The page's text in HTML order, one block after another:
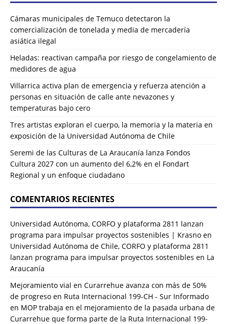
Cámaras municipales de Temuco detectaron la
comercialización de tonelada y media de mercadería
asiática ilegal
Heladas: reactivan campaña por riesgo de congelamiento de
medidores de agua
Villarrica activa plan de emergencia y refuerza atención a
personas en situación de calle ante nevazones y
temperaturas bajo cero
Tres artistas exploran el cuerpo, la memoria y la materia en
exposición de la Universidad Autónoma de Chile
Seremi de las Culturas de La Araucanía lanza Fondos
Cultura 2027 con un aumento del 6,2% en el Fondart
Regional y un enfoque ciudadano
COMENTARIOS RECIENTES
Universidad Autónoma, CORFO y plataforma 2811 lanzan
programa para impulsar proyectos sostenibles | Krasno en
Universidad Autónoma de Chile, CORFO y plataforma 2811
lanzan programa para impulsar proyectos sostenibles en La
Araucanía
Mejoramiento vial en Curarrehue avanza con más de 50%
de progreso en Ruta Internacional 199-CH - Sur Informado
en MOP trabaja en el mejoramiento de la pasada urbana de
Curarrehue que forma parte de la Ruta Internacional 199-